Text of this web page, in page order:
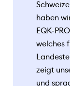
haben
EQK-
welches
zeigt
und